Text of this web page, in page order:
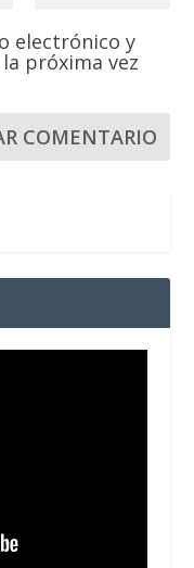
electrónico y
próxima vez